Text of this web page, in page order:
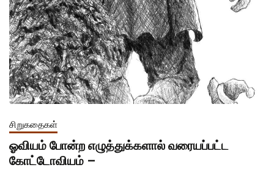
சிறுகதைகள்
ஓவியம் போன்ற எழுத்துக்களால் வரையப்பட்ட
கோட்டோவியம் –